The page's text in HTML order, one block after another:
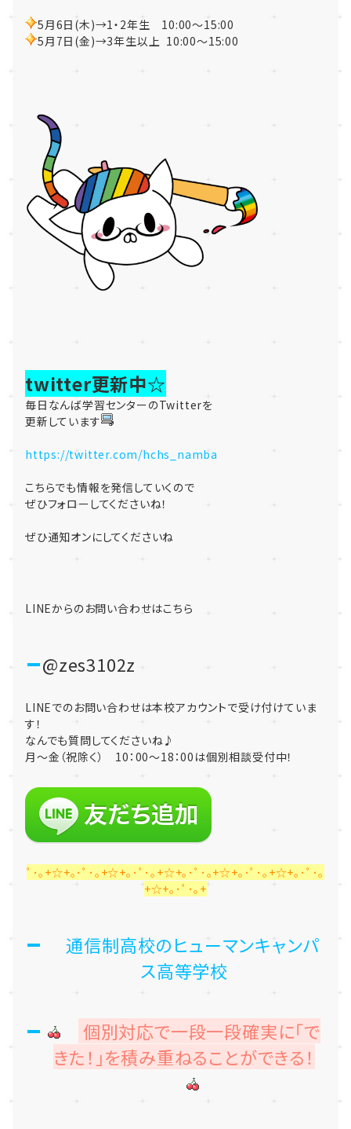
5月6日(木)→1・2年生 10:00～15:00
5月7日(金)→3年生以上 10:00～15:00
twitter更新中☆
毎日なんば学習センターのTwitterを
更新しています
https://twitter.com/hchs_namba
こちらでも情報を発信していくので
ぜひフォローしてくださいね！
ぜひ通知オンにしてくださいね
LINEからのお問い合わせはこちら
@zes3102z
LINEでのお問い合わせは本校アカウントで受け付けていま
す！
なんでも質問してくださいね♪
月～金（祝除く） 10：00～18：00は個別相談受付中！
ﾟ･｡+☆+｡･ﾟ･｡+☆+｡･ﾟ･｡+☆+｡･ﾟ･｡+☆+｡･ﾟ･｡+☆+｡･ﾟ･｡
+☆+｡･ﾟ･｡+
通信制高校のヒューマンキャンパ
ス高等学校
個別対応で一段一段確実に「で
きた！」を積み重ねることができる！